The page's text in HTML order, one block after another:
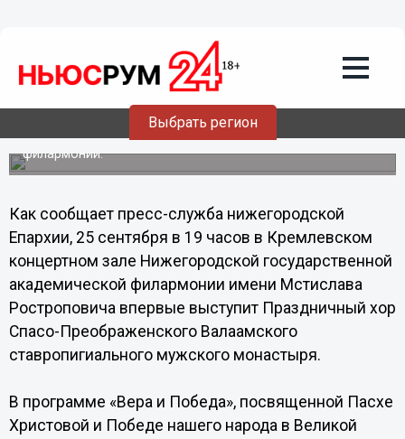
Выбрать регион
Праздничный хор Валаамского
монастыря выступит в Нижнем
Выступление пройдет в Кремлевском концертном зале
Нижегородской государственной академической
филармонии.
Как сообщает пресс-служба нижегородской
Епархии, 25 сентября в 19 часов в Кремлевском
концертном зале Нижегородской государственной
академической филармонии имени Мстислава
Ростроповича впервые выступит Праздничный хор
Спасо-Преображенского Валаамского
ставропигиального мужского монастыря.
В программе «Вера и Победа», посвященной Пасхе
Христовой и Победе нашего народа в Великой